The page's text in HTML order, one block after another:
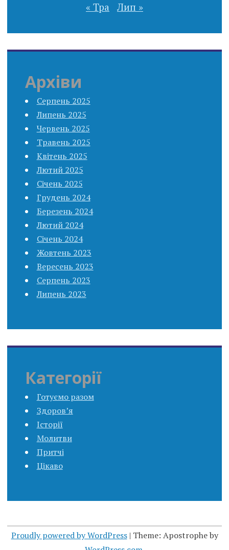
« Тра Лип »
Архіви
Серпень 2025
Липень 2025
Червень 2025
Травень 2025
Квітень 2025
Лютий 2025
Січень 2025
Грудень 2024
Березень 2024
Лютий 2024
Січень 2024
Жовтень 2023
Вересень 2023
Серпень 2023
Липень 2023
Категорії
Готуємо разом
Здоров’я
Історії
Молитви
Притчі
Цікаво
Proudly powered by WordPress | Theme: Apostrophe by